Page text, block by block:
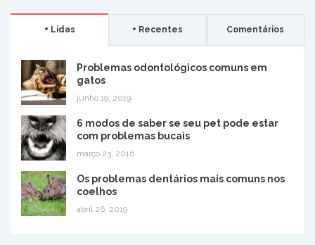
+ Lidas + Recentes Comentários
Problemas odontológicos comuns em
gatos
junho 19, 2019
6 modos de saber se seu pet pode estar
com problemas bucais
março 23, 2016
Os problemas dentários mais comuns nos
coelhos
abril 26, 2019